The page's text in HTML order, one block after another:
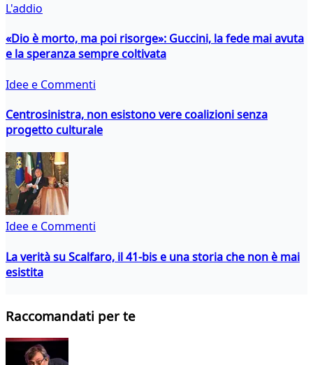
L'addio
«Dio è morto, ma poi risorge»: Guccini, la fede mai avuta
e la speranza sempre coltivata
Idee e Commenti
Centrosinistra, non esistono vere coalizioni senza
progetto culturale
Idee e Commenti
La verità su Scalfaro, il 41-bis e una storia che non è mai
esistita
Raccomandati per te